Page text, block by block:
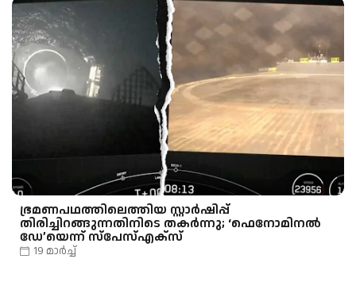
ഭ്രമണപഥത്തിലെത്തിയ സ്റ്റാർഷിപ്പ്
തിരിച്ചിറങ്ങുന്നതിനിടെ തകർന്നു; ‘ഫെനോമിനൽ
ഡേ’യെന്ന് സ്പേസ്എക്സ്
19 മാർച്ച്